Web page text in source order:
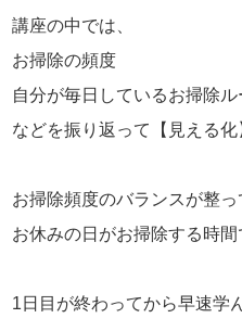
講座の中では、
お掃除の頻度
自分が毎日しているお掃除ル
などを振り返って【見える
お掃除頻度のバランスが整
お休みの日がお掃除する時
1日目が終わってから早速学